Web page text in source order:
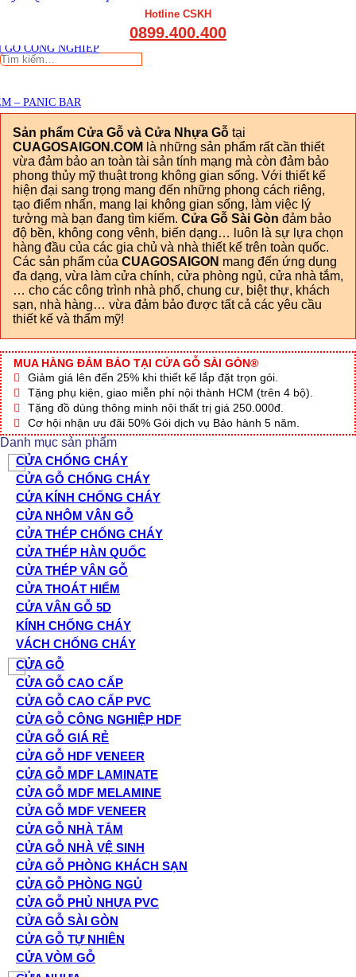
GỖ CÔNG NGHIỆP
– PANIC BAR
Hotline CSKH
0899.400.400
Tìm
Sản phẩm Cửa Gỗ và Cửa Nhựa Gỗ tại
CUAGOSAIGON.COM là những sản phẩm rất cần thiết
vừa đảm bảo an toàn tài sản tính mạng mà còn đảm bảo
phong thủy mỹ thuật trong không gian sống. Với thiết kế
hiện đại sang trọng mang đến những phong cách riêng,
tạo điểm nhấn, mang lại không gian sống, làm việc lý
tưởng mà bạn đang tìm kiếm. Cửa Gỗ Sài Gòn đảm bảo
độ bền, không cong vênh, biến dạng… luôn là sự lựa chọn
hàng đầu của các gia chủ và nhà thiết kế trên toàn quốc.
Các sản phẩm của CUAGOSAIGON mang đến ứng dụng
đa dạng, vừa làm cửa chính, cửa phòng ngủ, cửa nhà tắm,
… cho các công trình nhà phố, chung cư, biệt thự, khách
sạn, nhà hàng… vừa đảm bảo được tất cả các yêu cầu
thiết kế và thẩm mỹ!
MUA HÀNG ĐẢM BẢO TẠI CỬA GỖ SÀI GÒN®
Giảm giá lên đến 25% khi thiết kế lắp đặt trọn gói.
Tặng phụ kiện, giao miễn phí nội thành HCM (trên 4 bộ).
Tặng đồ dùng thông minh nội thất trị giá 250.000đ.
Cơ hội nhận ưu đãi 50% Gói dịch vụ Bảo hành 5 năm.
Danh mục sản phẩm
CỬA CHỐNG CHÁY
CỬA GỖ CHỐNG CHÁY
CỬA KÍNH CHỐNG CHÁY
CỬA NHÔM VÂN GỖ
CỬA THÉP CHỐNG CHÁY
CỬA THÉP HÀN QUỐC
CỬA THÉP VÂN GỖ
CỬA THOÁT HIỂM
CỬA VÂN GỖ 5D
KÍNH CHỐNG CHÁY
VÁCH CHỐNG CHÁY
CỬA GỖ
CỬA GỖ CAO CẤP
CỬA GỖ CAO CẤP PVC
CỬA GỖ CÔNG NGHIỆP HDF
CỬA GỖ GIÁ RẺ
CỬA GỖ HDF VENEER
CỬA GỖ MDF LAMINATE
CỬA GỖ MDF MELAMINE
CỬA GỖ MDF VENEER
CỬA GỖ NHÀ TẮM
CỬA GỖ NHÀ VỆ SINH
CỬA GỖ PHÒNG KHÁCH SẠN
CỬA GỖ PHÒNG NGỦ
CỬA GỖ PHỦ NHỰA PVC
CỬA GỖ SÀI GÒN
CỬA GỖ TỰ NHIÊN
CỬA VÒM GỖ